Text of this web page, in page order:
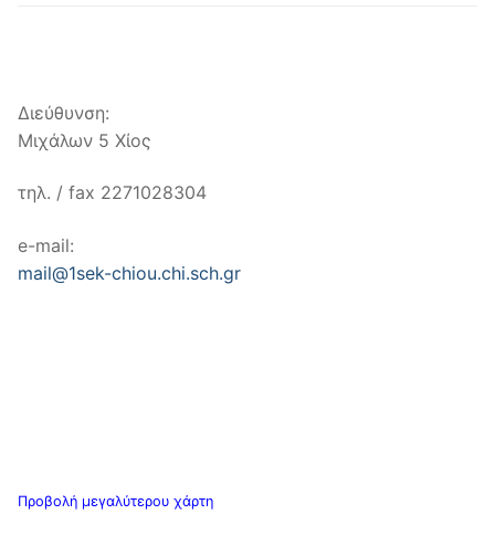
Διεύθυνση:
Μιχάλων 5 Χίος
τηλ. / fax 2271028304
e-mail:
mail@1sek-chiou.chi.sch.gr
Προβολή μεγαλύτερου χάρτη